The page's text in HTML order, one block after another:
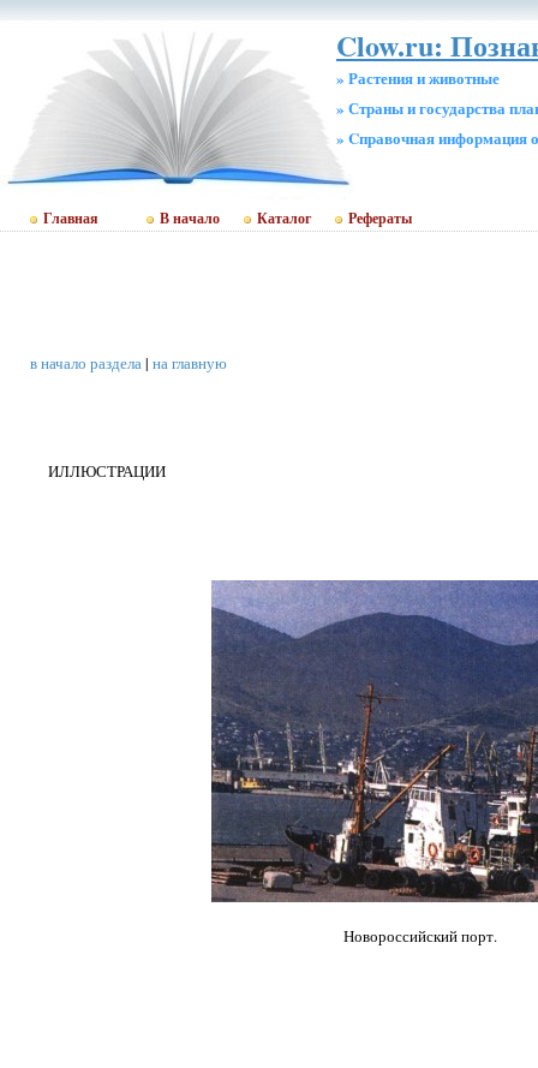
Clow.ru:
» Растения и животные
» Страны и государства
» Cправочная информация
Главная В начало Каталог Рефераты
в начало раздела| на главную
ИЛЛЮСТРАЦИИ
Новороссийский порт.